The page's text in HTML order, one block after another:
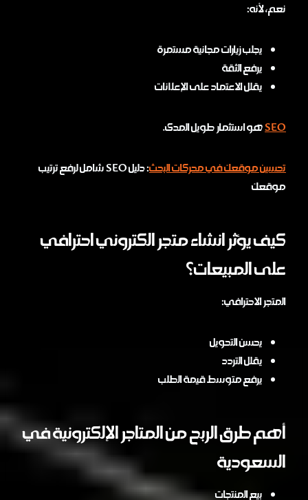
نعم، لأنه:
يجلب زيارات مجانية مستمرة
يرفع الثقة
يقلل الاعتماد على الإعلانات
SEOهو استثمار طويل المدى.
تحسين موقعك في محركات البحث
: دليل SEO شامل لرفع ترتيب
موقعك
كيف يؤثر انشاء متجر الكتروني احترافي
على المبيعات؟
المتجر الاحترافي:
يحسن التحويل
يقلل التردد
يرفع متوسط قيمة الطلب
أهم طرق الربح من المتاجر الإلكترونية في
السعودية
بيع المنتجات